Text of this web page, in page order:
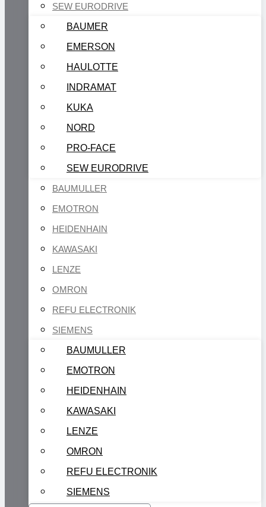
SEW EURODRIVE
BAUMER
EMERSON
HAULOTTE
INDRAMAT
KUKA
NORD
PRO-FACE
SEW EURODRIVE
BAUMULLER
EMOTRON
HEIDENHAIN
KAWASAKI
LENZE
OMRON
REFU ELECTRONIK
SIEMENS
BAUMULLER
EMOTRON
HEIDENHAIN
KAWASAKI
LENZE
OMRON
REFU ELECTRONIK
SIEMENS